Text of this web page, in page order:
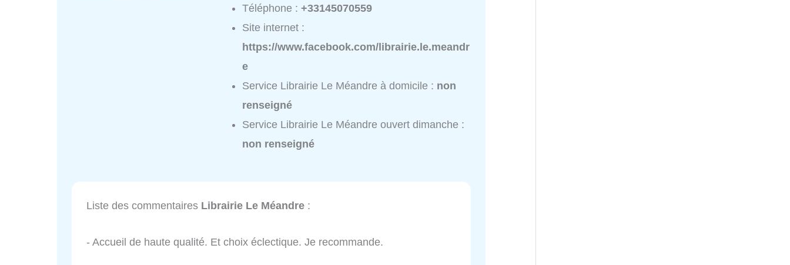
Téléphone :+33145070559
Site internet :
https://www.facebook.com/librairie.le.meandr
e
Service Librairie Le Méandre à domicile : non
renseigné
Service Librairie Le Méandre ouvert dimanche :
non renseigné
Liste des commentaires Librairie Le Méandre :
- Accueil de haute qualité. Et choix éclectique. Je recommande.